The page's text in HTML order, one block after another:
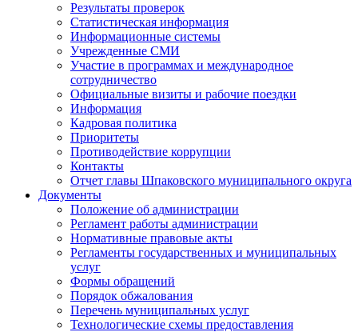
Результаты проверок
Статистическая информация
Информационные системы
Учрежденные СМИ
Участие в программах и международное
сотрудничество
Официальные визиты и рабочие поездки
Информация
Кадровая политика
Приоритеты
Противодействие коррупции
Контакты
Отчет главы Шпаковского муниципального округа
Документы
Положение об администрации
Регламент работы администрации
Нормативные правовые акты
Регламенты государственных и муниципальных
услуг
Формы обращений
Порядок обжалования
Перечень муниципальных услуг
Технологические схемы предоставления